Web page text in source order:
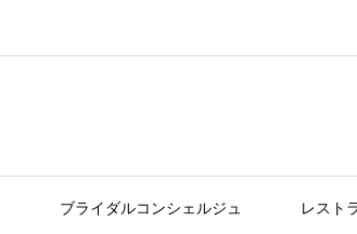
ブライダルコンシェルジュ レスト